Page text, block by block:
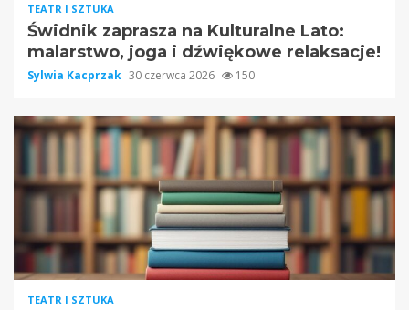
TEATR I SZTUKA
Świdnik zaprasza na Kulturalne Lato:
malarstwo, joga i dźwiękowe relaksacje!
Sylwia Kacprzak 30 czerwca 2026 150
TEATR I SZTUKA